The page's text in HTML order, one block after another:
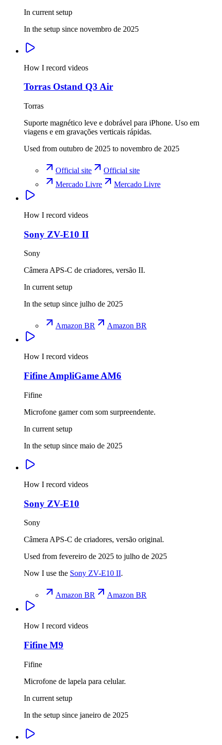
In current setup
In the setup since novembro de 2025
How I record videos
Torras Ostand Q3 Air
Torras
Suporte magnético leve e dobrável para iPhone. Uso em
viagens e em gravações verticais rápidas.
Used from outubro de 2025 to novembro de 2025
Official site
Official site
Mercado Livre
Mercado Livre
How I record videos
Sony ZV-E10 II
Sony
Câmera APS-C de criadores, versão II.
In current setup
In the setup since julho de 2025
Amazon BR Amazon BR
How I record videos
Fifine AmpliGame AM6
Fifine
Microfone gamer com som surpreendente.
In current setup
In the setup since maio de 2025
How I record videos
Sony ZV-E10
Sony
Câmera APS-C de criadores, versão original.
Used from fevereiro de 2025 to julho de 2025
Now I use the Sony ZV-E10 II.
Amazon BR Amazon BR
How I record videos
Fifine M9
Fifine
Microfone de lapela para celular.
In current setup
In the setup since janeiro de 2025